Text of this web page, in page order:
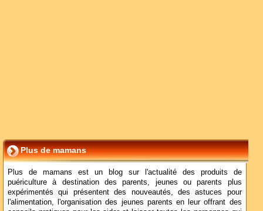
Plus de mamans
Plus de mamans est un blog sur l'actualité des produits de
puériculture à destination des parents, jeunes ou parents plus
expérimentés qui présentent des nouveautés, des astuces pour
l'alimentation, l'organisation des jeunes parents en leur offrant des